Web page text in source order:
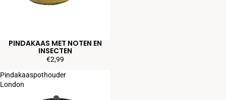
PINDAKAAS MET NOTEN EN
INSECTEN
€2,99
Pindakaaspothouder
London